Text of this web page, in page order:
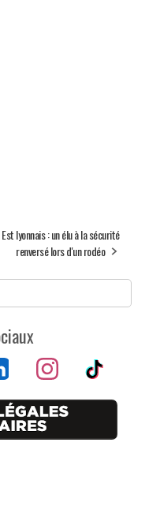
Est lyonnais : un élu à la sécurité
renversé lors d'un rodéo